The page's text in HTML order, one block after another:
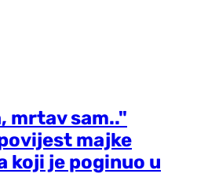
mrtav sam.."
majke
koji je poginuo u